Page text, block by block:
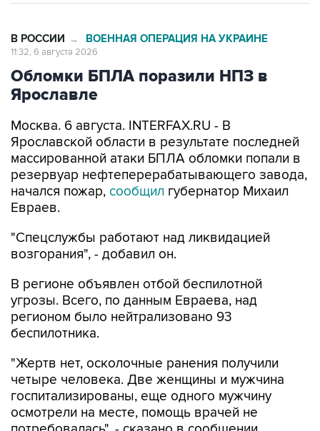
Обломки БПЛА поразили НПЗ в
Ярославле
Москва. 6 августа. INTERFAX.RU - В
массированной атаки БПЛА обломки попали в
резервуар нефтеперерабатывающего завода,
начался пожар, сообщилгубернатор Михаил
Евраев.
"Спецслужбы работают над ликвидацией
В регионе объявлен отбой беспилотной
регионом было нейтрализовано 93
беспилотника.
"Жертв нет, осколочные ранения получили
госпитализированы, еще одного мужчину
осмотрели на месте, помощь врачей не
потребовалась", - сказано в сообщении.